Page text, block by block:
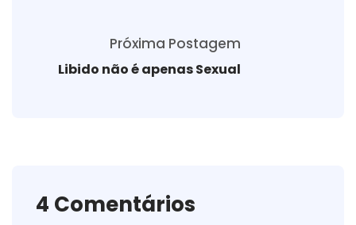
Próxima Postagem
Libido não é apenas Sexual
4 Comentários